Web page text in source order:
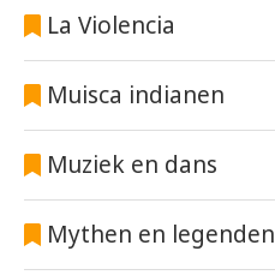
La Violencia
Muisca indianen
Muziek en dans
Mythen en legenden